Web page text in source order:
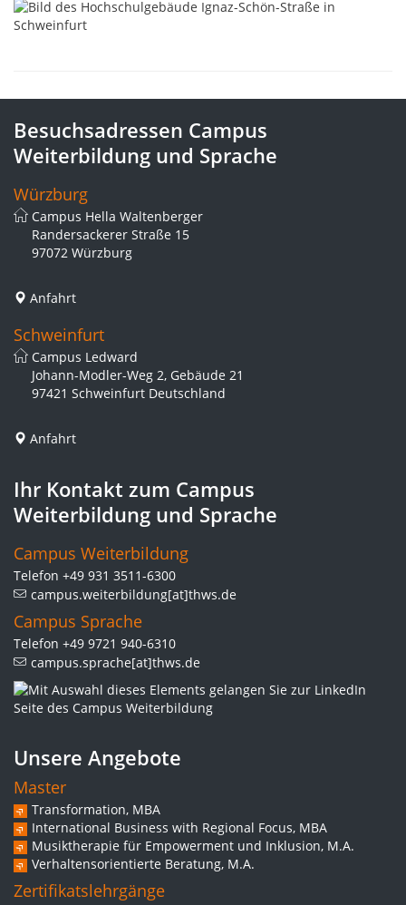
Besuchsadressen Campus
Weiterbildung und Sprache
Würzburg
Campus Hella Waltenberger
Randersackerer Straße 15
97072 Würzburg
Anfahrt
Schweinfurt
Campus Ledward
Johann-Modler-Weg 2, Gebäude 21
97421 Schweinfurt Deutschland
Anfahrt
Ihr Kontakt zum Campus
Weiterbildung und Sprache
Campus Weiterbildung
Telefon +49 931 3511-6300
campus.weiterbildung[at]thws.de
Campus Sprache
Telefon +49 9721 940-6310
campus.sprache[at]thws.de
Unsere Angebote
Master
Transformation, MBA
International Business with Regional Focus, MBA
Musiktherapie für Empowerment und Inklusion, M.A.
Verhaltensorientierte Beratung, M.A.
Zertifikatslehrgänge